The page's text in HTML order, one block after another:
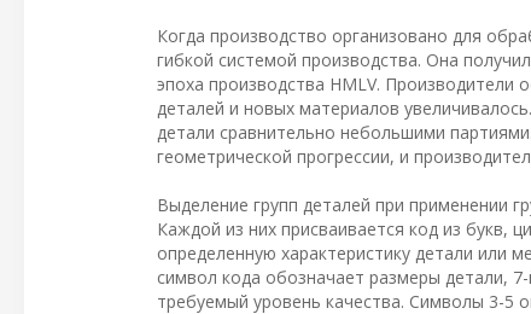
Когда производство организовано для
гибкой системой производства. Она
эпоха производства HMLV.
деталей и новых материалов
детали сравнительно небольшими
геометрической прогрессии, и
Выделение групп деталей при применении
Каждой из них присваивается код из букв,
определенную характеристику детали или
символ кода обозначает размеры детали,
требуемый уровень качества. Символы 3-5